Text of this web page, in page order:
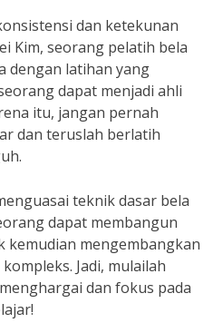
dan ketekunan
Kim, seorang pelatih bela
dengan latihan yang
dapat menjadi ahli
itu, jangan pernah
dan teruslah berlatih
teknik dasar bela
dapat membangun
kemudian mengembangkan
Jadi, mulailah
dan fokus pada